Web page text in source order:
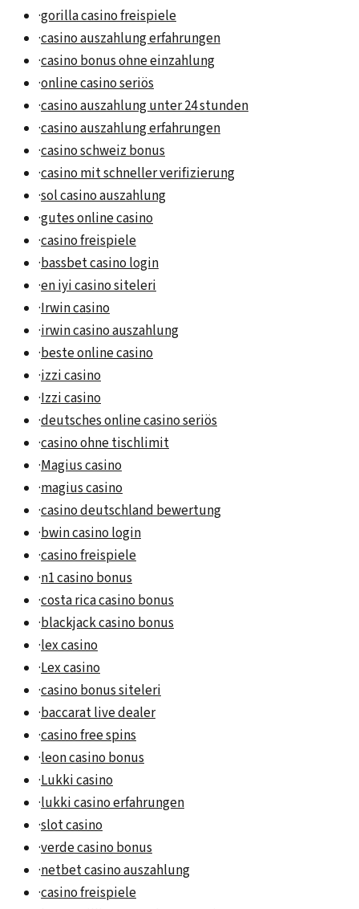
·gorilla casino freispiele
·casino auszahlung erfahrungen
·casino bonus ohne einzahlung
·online casino seriös
·casino auszahlung unter 24 stunden
·casino auszahlung erfahrungen
·casino schweiz bonus
·casino mit schneller verifizierung
·sol casino auszahlung
·gutes online casino
·casino freispiele
·bassbet casino login
·en iyi casino siteleri
·Irwin casino
·irwin casino auszahlung
·beste online casino
·izzi casino
·Izzi casino
·deutsches online casino seriös
·casino ohne tischlimit
·Magius casino
·magius casino
·casino deutschland bewertung
·bwin casino login
·casino freispiele
·n1 casino bonus
·costa rica casino bonus
·blackjack casino bonus
·lex casino
·Lex casino
·casino bonus siteleri
·baccarat live dealer
·casino free spins
·leon casino bonus
·Lukki casino
·lukki casino erfahrungen
·slot casino
·verde casino bonus
·netbet casino auszahlung
·casino freispiele